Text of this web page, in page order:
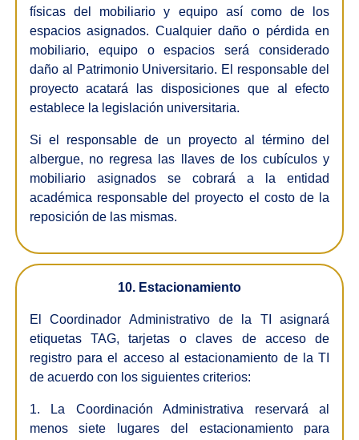
físicas del mobiliario y equipo así como de los
espacios asignados. Cualquier daño o pérdida en
mobiliario, equipo o espacios será considerado
daño al Patrimonio Universitario. El responsable del
proyecto acatará las disposiciones que al efecto
establece la legislación universitaria.
Si el responsable de un proyecto al término del
albergue, no regresa las llaves de los cubículos y
mobiliario asignados se cobrará a la entidad
académica responsable del proyecto el costo de la
reposición de las mismas.
10. Estacionamiento
El Coordinador Administrativo de la TI asignará
etiquetas TAG, tarjetas o claves de acceso de
registro para el acceso al estacionamiento de la TI
de acuerdo con los siguientes criterios:
1. La Coordinación Administrativa reservará al
menos siete lugares del estacionamiento para